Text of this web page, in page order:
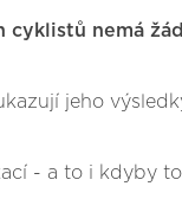
nemá
jeho
- a to i kdyby